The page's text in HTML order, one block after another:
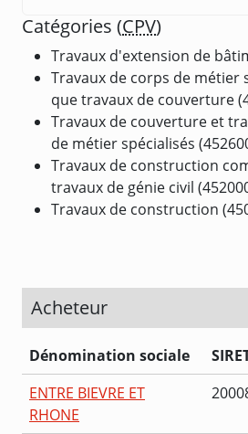
Catégories (CPV)
Travaux d'extension de
Travaux de corps de métier
que travaux de couverture
Travaux de couverture et
de métier spécialisés
Travaux de construction
travaux de génie civil
Travaux de construction
Acheteur
Dénomination sociale
ENTRE BIEVRE ET
RHONE